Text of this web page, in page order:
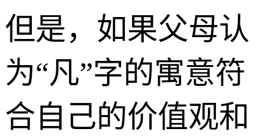
但是，如果父母认
为“凡”字的寓意符
合自己的价值观和